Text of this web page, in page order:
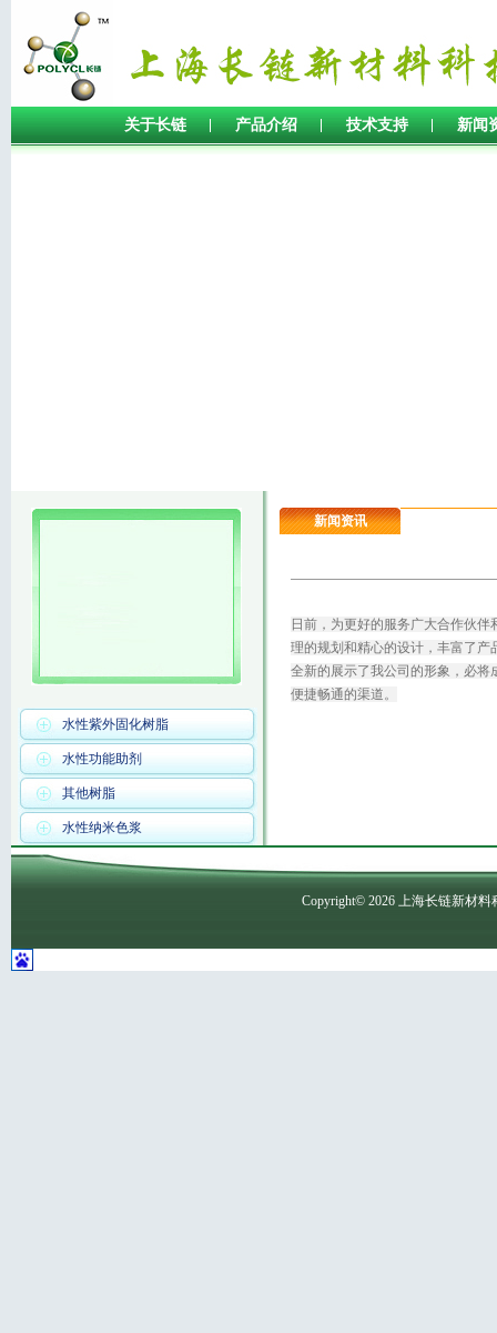
关于长链 产品介绍 技术支持 新闻
水性紫外固化树脂
水性功能助剂
其他树脂
水性纳米色浆
新闻资讯
日前，为更好的服务广大合作伙
理的规划和精心的设计，丰富了产
全新的展示了我公司的形象，必
便捷畅通的渠道。
Copyright© 2026上海长链新材